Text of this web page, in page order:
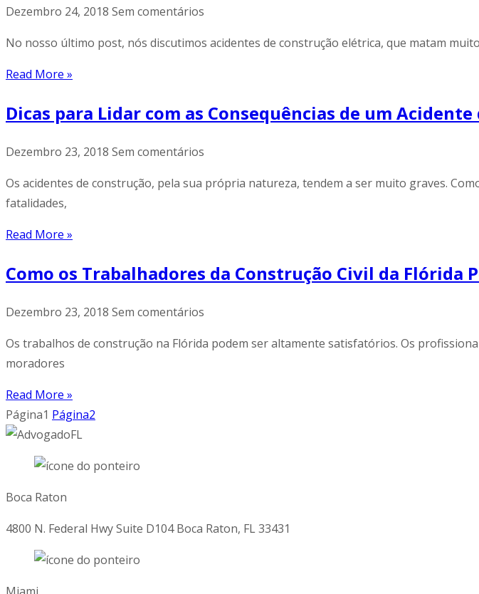
Dezembro 24, 2018 Sem comentários
No nosso último post, nós discutimos acidentes de construção elétrica, que matam
Read More »
Dicas para Lidar com as Consequências de um
Dezembro 23, 2018 Sem comentários
Os acidentes de construção, pela sua própria natureza, tendem a ser muito graves.
fatalidades,
Read More »
Como os Trabalhadores da Construção Civil da Flórida
Dezembro 23, 2018 Sem comentários
Os trabalhos de construção na Flórida podem ser altamente satisfatórios. Os
moradores
Read More »
Página1 Página2
Boca Raton
4800 N. Federal Hwy Suite D104 Boca Raton, FL 33431